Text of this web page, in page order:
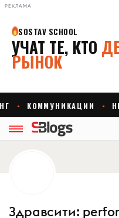
РЕКЛАМА
Здравсити: